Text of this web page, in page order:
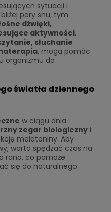
sytuacji i
pory snu, tym
dźwięki,
aktywności.
słuchanie
, mogą pomóc
organizmu do
światła dziennego
w ciągu dnia
zegar biologiczny i
melatoniny. Aby
warto spędzać czas na
rano, co pomoże
się do naturalnego